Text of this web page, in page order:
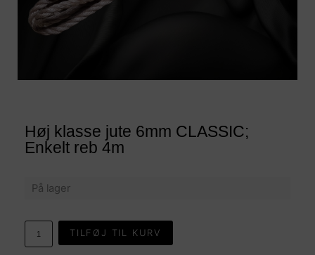
Høj klasse jute 6mm CLASSIC;
Enkelt reb 4m
På lager
TILFØJ TIL KURV